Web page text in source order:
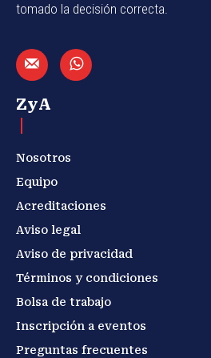
tomado la decisión correcta.
ZyA
Nosotros
Equipo
Acreditaciones
Aviso legal
Aviso de privacidad
Términos y condiciones
Bolsa de trabajo
Inscripción a eventos
Preguntas frecuentes